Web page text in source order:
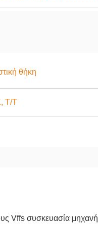
θήκη
Τ/Τ
Vffs συσκευασία μηχανή